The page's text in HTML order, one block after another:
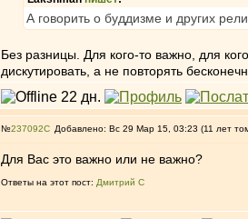
А говорить о буддизме и других
Без разницы. Для кого-то важно, для
дискутировать, а не повторять
№237092 Добавлено: Вс 29 Мар 15, 03:23 (11 лет
Для Вас это важно или не важно?
Ответы на этот пост: Дмитрий С